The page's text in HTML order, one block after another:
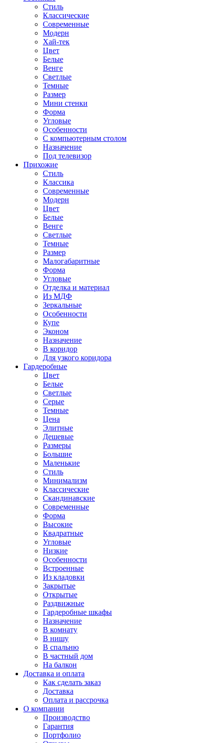
Стиль
Классические
Современные
Модерн
Хай-тек
Цвет
Белые
Венге
Светлые
Темные
Размер
Мини стенки
Форма
Угловые
Особенности
С компьютерным столом
Назначение
Под телевизор
Прихожие
Стиль
Классика
Современные
Модерн
Цвет
Белые
Венге
Светлые
Темные
Размер
Малогабаритные
Форма
Угловые
Отделка и материал
Из МДФ
Зеркальные
Особенности
Купе
Эконом
Назначение
В коридор
Для узкого коридора
Гардеробные
Цвет
Белые
Светлые
Серые
Темные
Цена
Элитные
Дешевые
Размеры
Большие
Маленькие
Стиль
Минимализм
Классические
Скандинавские
Современные
Форма
Высокие
Квадратные
Угловые
Низкие
Особенности
Встроенные
Из кладовки
Закрытые
Открытые
Раздвижные
Гардеробные шкафы
Назначение
В комнату
В нишу
В спальню
В частный дом
На балкон
Доставка и оплата
Как сделать заказ
Доставка
Оплата и рассрочка
О компании
Производство
Гарантия
Портфолио